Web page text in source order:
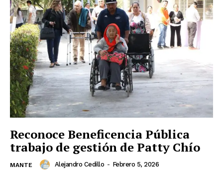
Reconoce Beneficencia Pública
trabajo de gestión de Patty Chío
MANTE Alejandro Cedillo - Febrero 5, 2026